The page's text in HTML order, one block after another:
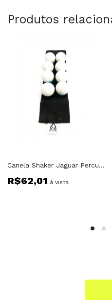
Produtos
Canela Shaker Jaguar Percussion DUPLO
R$62,01 à vista